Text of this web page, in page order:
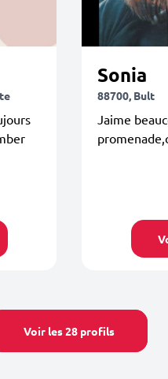
Sonia
88700, Bult
Jaime
Voir les 28 profils